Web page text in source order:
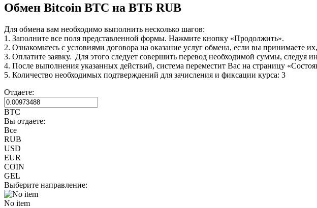
Обмен Bitcoin BTC на ВТБ RUB
Для обмена вам необходимо выполнить несколько шагов:
1. Заполните все поля представленной формы. Нажмите кнопку «Продолжить».
2. Ознакомьтесь с условиями договора на оказание услуг обмена, если вы принимаете
3. Оплатите заявку. Для этого следует совершить перевод необходимой суммы, следуя
4. После выполнения указанных действий, система переместит Вас на страницу
5. Количество необходимых подтверждений для зачисления и фиксации курса: 3
Отдаете:
BTC
Вы отдаете:
Все
RUB
USD
EUR
COIN
GEL
Выберите направление:
No item